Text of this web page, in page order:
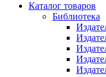
Каталог товаров
Библиотека